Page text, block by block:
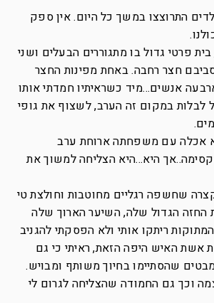
התרוצצו במשך כל היום. אין ספק
פרטי גדול בו מתגוררים הבעלים ושני
חצר רחבה. באחת מפינות החצר
אנשים…מיד כשראיתיו חמדתי אותו
לבלות במקום זה הערב, לשצוף את גופי
אכלה עם משפחתה ארוחת ערב
היא…היא הצליחה למשוך את
שחשפה רגליים מחוטבות וחולצת טי
הגדול שלה, השיער הארוך שלה
ריתקו אותי ולא הפסקתי להגניב
אשת האיש היפה הזאת, ראיתי כי גם
שהסתיימו בחיוך משותף ומבויש.
וכך גם החמודה שהצליחה לגרום לי